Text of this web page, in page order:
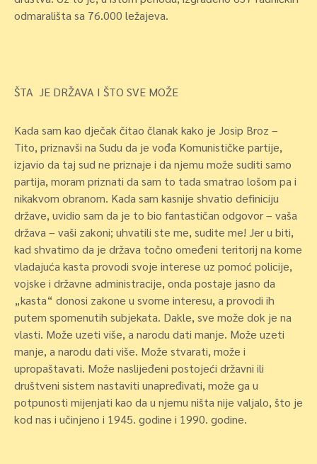
odmarališta sa 76.000 ležajeva.
ŠTA JE DRŽAVA I ŠTO SVE MOŽE
Kada sam kao dječak čitao članak kako je Josip Broz –
Tito, priznavši na Sudu da je vođa Komunističke partije,
izjavio da taj sud ne priznaje i da njemu može suditi samo
partija, moram priznati da sam to tada smatrao lošom pa i
nikakvom obranom. Kada sam kasnije shvatio definiciju
države, uvidio sam da je to bio fantastičan odgovor – vaša
država – vaši zakoni; uhvatili ste me, sudite me! Jer u biti,
kad shvatimo da je država točno omeđeni teritorij na kome
vladajuća kasta provodi svoje interese uz pomoć policije,
vojske i državne administracije, onda postaje jasno da
„kasta“ donosi zakone u svome interesu, a provodi ih
putem spomenutih subjekata. Dakle, sve može dok je na
vlasti. Može uzeti više, a narodu dati manje. Može uzeti
manje, a narodu dati više. Može stvarati, može i
upropaštavati. Može naslijeđeni postojeći državni ili
društveni sistem nastaviti unapređivati, može ga u
potpunosti mijenjati kao da u njemu ništa nije valjalo, što je
kod nas i učinjeno i 1945. godine i 1990. godine.